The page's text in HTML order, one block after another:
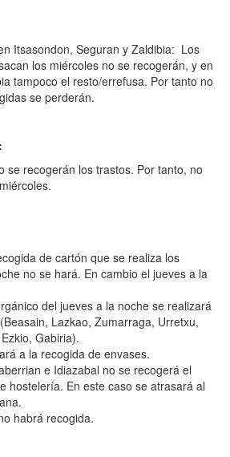
Itsasondon, Seguran y Zaldibia: Los
los miércoles no se recogerán, y en
tampoco el resto/errefusa. Por tanto no
se perderán.
se recogerán los trastos. Por tanto, no
de cartón que se realiza los
no se hará. En cambio el jueves a la
del jueves a la noche se realizará
Lazkao, Zumarraga, Urretxu,
Gabiria).
a la recogida de envases.
e Idiazabal no se recogerá el
hostelería. En este caso se atrasará al
habrá recogida.